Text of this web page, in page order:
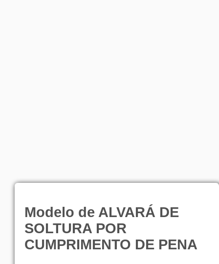
Modelo de ALVARÁ DE
SOLTURA POR
CUMPRIMENTO DE PENA